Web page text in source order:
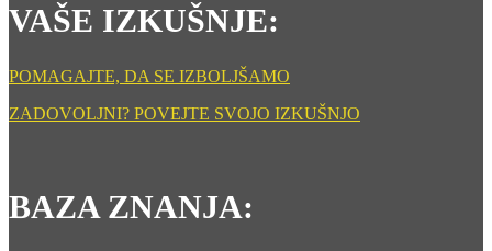
VAŠE IZKUŠNJE:
POMAGAJTE, DA SE IZBOLJŠAMO
ZADOVOLJNI? POVEJTE SVOJO IZKUŠNJO
BAZA ZNANJA: